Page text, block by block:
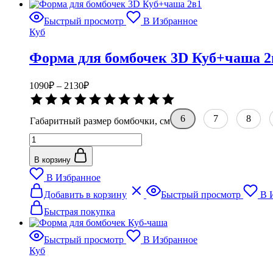
Рубль
несколько
вариаций.
Опции
на
странице
Быстрый просмотр
В Избранное
Куб
Форма для бомбочек 3D Куб+чаша
1090₽ – 2130₽Диапазон
цен:
1090₽
–
2130₽
0
из
5
Габаритный размер бомбочки, см 6 7 8
Количество
товара
Форма
для
бомбочек
3D
Куб+чаша
2в1
В корзину
В Избранное
Добавить в корзину
Этот
товар
несколько
вариаций.
Опции
Быстрый просмотр
В
Быстрая покупка
Быстрый просмотр
В Избранное
Куб